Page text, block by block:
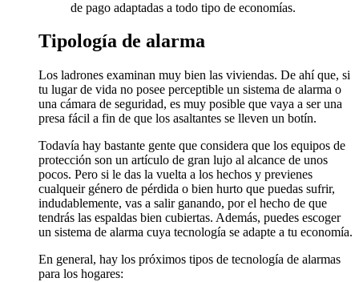
de pago adaptadas a todo tipo de economías.
Tipología de alarma
Los ladrones examinan muy bien las viviendas. De ahí que, si
tu lugar de vida no posee perceptible un sistema de alarma o
una cámara de seguridad, es muy posible que vaya a ser una
presa fácil a fin de que los asaltantes se lleven un botín.
Todavía hay bastante gente que considera que los equipos de
protección son un artículo de gran lujo al alcance de unos
pocos. Pero si le das la vuelta a los hechos y previenes
cualqueir género de pérdida o bien hurto que puedas sufrir,
indudablemente, vas a salir ganando, por el hecho de que
tendrás las espaldas bien cubiertas. Además, puedes escoger
un sistema de alarma cuya tecnología se adapte a tu economía.
En general, hay los próximos tipos de tecnología de alarmas
para los hogares: